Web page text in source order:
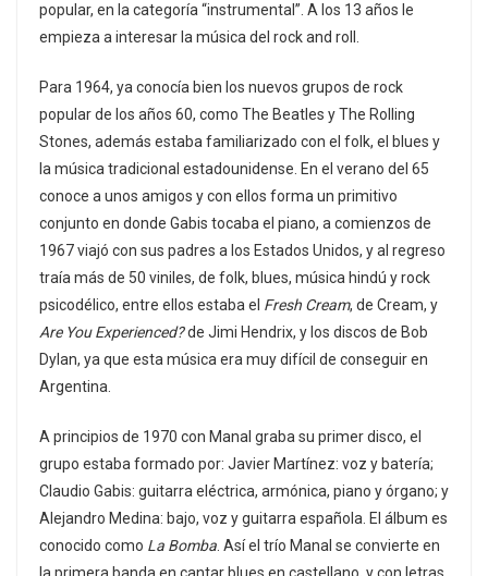
popular, en la categoría “instrumental”. A los 13 años le
empieza a interesar la música del rock and roll.
Para 1964, ya conocía bien los nuevos grupos de rock
popular de los años 60, como The Beatles y The Rolling
Stones, además estaba familiarizado con el folk, el blues y
la música tradicional estadounidense. En el verano del 65
conoce a unos amigos y con ellos forma un primitivo
conjunto en donde Gabis tocaba el piano, a comienzos de
1967 viajó con sus padres a los Estados Unidos, y al regreso
traía más de 50 viniles, de folk, blues, música hindú y rock
psicodélico, entre ellos estaba el Fresh Cream, de Cream, y
Are You Experienced?de Jimi Hendrix, y los discos de Bob
Dylan, ya que esta música era muy difícil de conseguir en
Argentina.
A principios de 1970 con Manal graba su primer disco, el
grupo estaba formado por: Javier Martínez: voz y batería;
Claudio Gabis: guitarra eléctrica, armónica, piano y órgano; y
Alejandro Medina: bajo, voz y guitarra española. El álbum es
conocido como La Bomba . Así el trío Manal se convierte en